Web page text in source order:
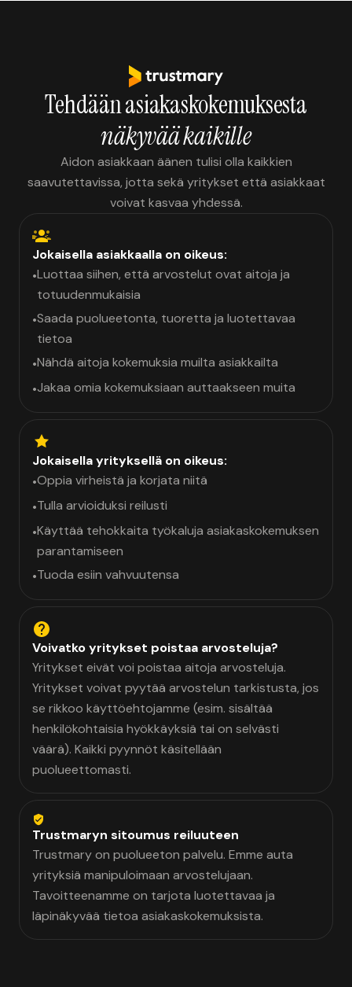
Tehdään asiakaskokemuksesta
näkyvää kaikille
Aidon asiakkaan äänen tulisi olla kaikkien
saavutettavissa, jotta sekä yritykset että asiakkaat
voivat kasvaa yhdessä.
Jokaisella asiakkaalla on oikeus:
•Luottaa siihen, että arvostelut ovat aitoja ja
totuudenmukaisia
•Saada puolueetonta, tuoretta ja luotettavaa
tietoa
•Nähdä aitoja kokemuksia muilta asiakkailta
•Jakaa omia kokemuksiaan auttaakseen muita
Jokaisella yrityksellä on oikeus:
•Oppia virheistä ja korjata niitä
•Tulla arvioiduksi reilusti
•Käyttää tehokkaita työkaluja asiakaskokemuksen
parantamiseen
•Tuoda esiin vahvuutensa
Voivatko yritykset poistaa arvosteluja?
Yritykset eivät voi poistaa aitoja arvosteluja.
Yritykset voivat pyytää arvostelun tarkistusta, jos
se rikkoo käyttöehtojamme (esim. sisältää
henkilökohtaisia hyökkäyksiä tai on selvästi
väärä). Kaikki pyynnöt käsitellään
puolueettomasti.
Trustmaryn sitoumus reiluuteen
Trustmary on puolueeton palvelu. Emme auta
yrityksiä manipuloimaan arvostelujaan.
Tavoitteenamme on tarjota luotettavaa ja
läpinäkyvää tietoa asiakaskokemuksista.